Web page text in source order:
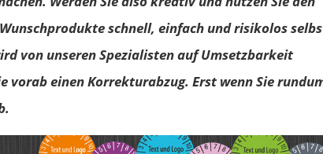
schnell, einfach und risikolos
von unseren Spezialisten auf Umsetzbarkeit
einen Korrekturabzug. Erst wenn Sie